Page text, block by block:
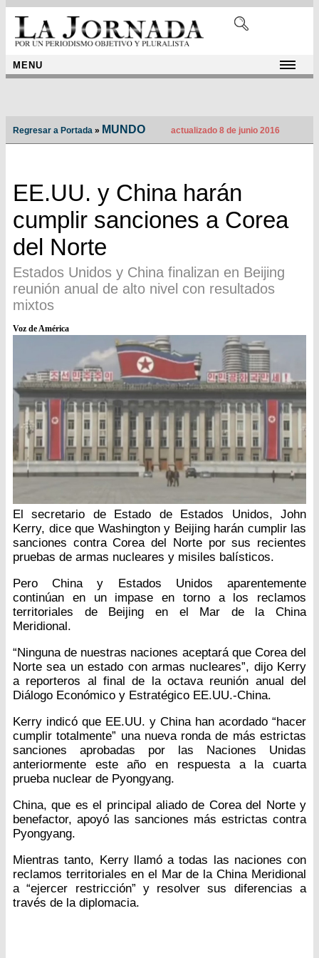
MENU
Regresar a Portada » MUNDO actualizado 8 de junio 2016
EE.UU. y China harán
cumplir sanciones a Corea
del Norte
Estados Unidos y China finalizan en Beijing
reunión anual de alto nivel con resultados
mixtos
Voz de América
El secretario de Estado de Estados Unidos, John
Kerry, dice que Washington y Beijing harán cumplir las
sanciones contra Corea del Norte por sus recientes
pruebas de armas nucleares y misiles balísticos.
Pero China y Estados Unidos aparentemente
continúan en un impase en torno a los reclamos
territoriales de Beijing en el Mar de la China
Meridional.
“Ninguna de nuestras naciones aceptará que Corea del
Norte sea un estado con armas nucleares”, dijo Kerry
a reporteros al final de la octava reunión anual del
Diálogo Económico y Estratégico EE.UU.-China.
Kerry indicó que EE.UU. y China han acordado “hacer
cumplir totalmente” una nueva ronda de más estrictas
sanciones aprobadas por las Naciones Unidas
anteriormente este año en respuesta a la cuarta
prueba nuclear de Pyongyang.
China, que es el principal aliado de Corea del Norte y
benefactor, apoyó las sanciones más estrictas contra
Pyongyang.
Mientras tanto, Kerry llamó a todas las naciones con
reclamos territoriales en el Mar de la China Meridional
a “ejercer restricción” y resolver sus diferencias a
través de la diplomacia.